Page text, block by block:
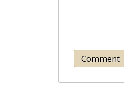
Comment